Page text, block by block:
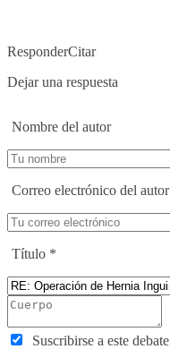
ResponderCitar
Dejar una respuesta
Nombre del autor
Correo electrónico del autor
Título *
Suscribirse a este debate